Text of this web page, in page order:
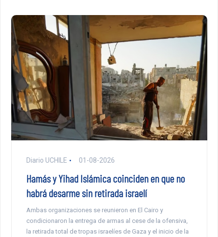
Diario UCHILE 01-08-2026
Hamás y Yihad Islámica coinciden en que no
habrá desarme sin retirada israelí
Ambas organizaciones se reunieron en El Cairo y
condicionaron la entrega de armas al cese de la ofensiva,
la retirada total de tropas israelíes de Gaza y el inicio de la